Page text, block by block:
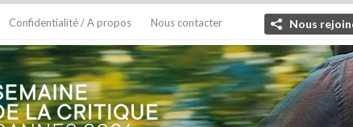
Confidentialité / A propos Nous contacter Nous